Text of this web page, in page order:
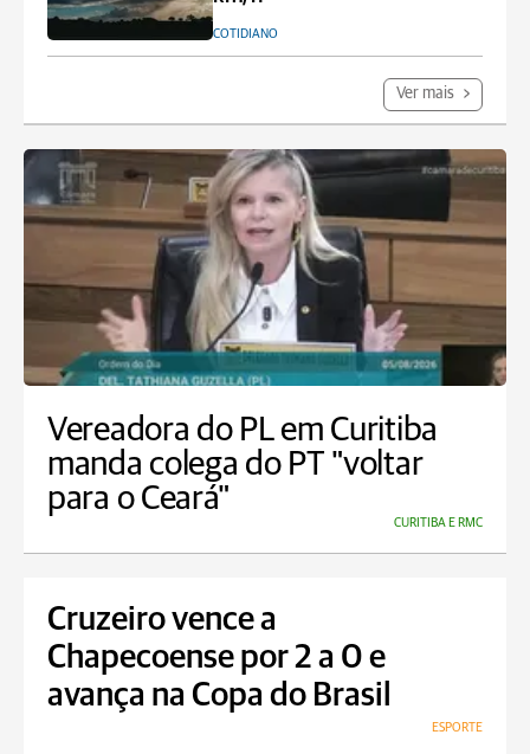
COTIDIANO
Ver mais
Vereadora do PL em Curitiba
manda colega do PT "voltar
para o Ceará"
CURITIBA E RMC
Cruzeiro vence a
Chapecoense por 2 a 0 e
avança na Copa do Brasil
ESPORTE